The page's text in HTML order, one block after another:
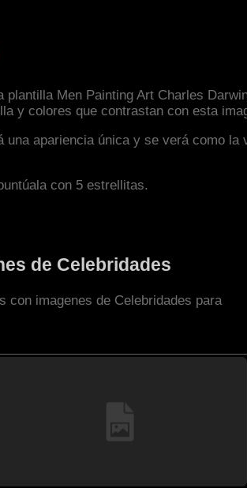
Men Painting Art Charles
y colores que contrastan con esta
apariencia única y se verá como
con 5 estrellitas.
de Celebridades
con imagenes de Celebridades para